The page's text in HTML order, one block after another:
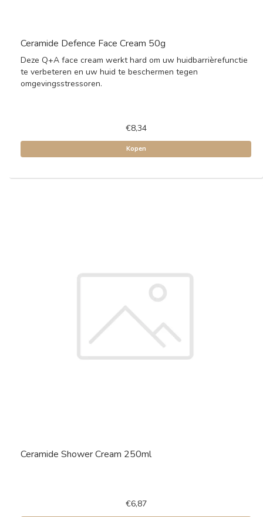
Ceramide Defence Face Cream 50g
Deze Q+A face cream werkt hard om uw huidbarrièrefunctie
te verbeteren en uw huid te beschermen tegen
omgevingsstressoren.
€8,34
Kopen
Ceramide Shower Cream 250ml
€6,87